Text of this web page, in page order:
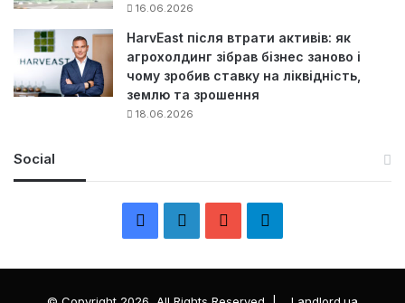
16.06.2026
HarvEast після втрати активів: як
агрохолдинг зібрав бізнес заново і
чому зробив ставку на ліквідність,
землю та зрошення
18.06.2026
Social
л